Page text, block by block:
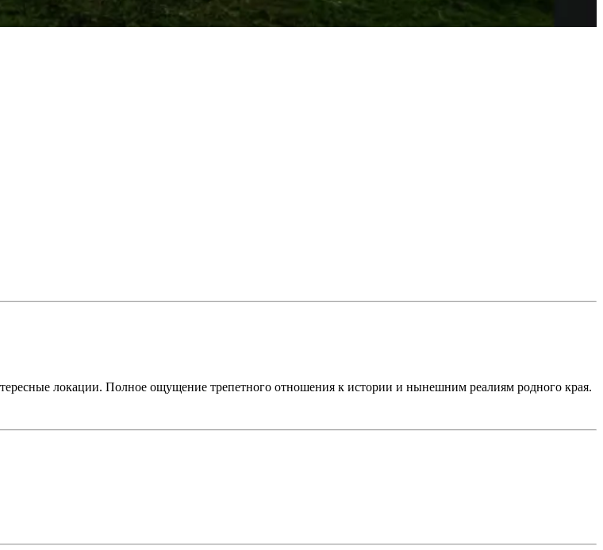
локации. Полное ощущение трепетного отношения к истории и нынешним реалиям родного края.